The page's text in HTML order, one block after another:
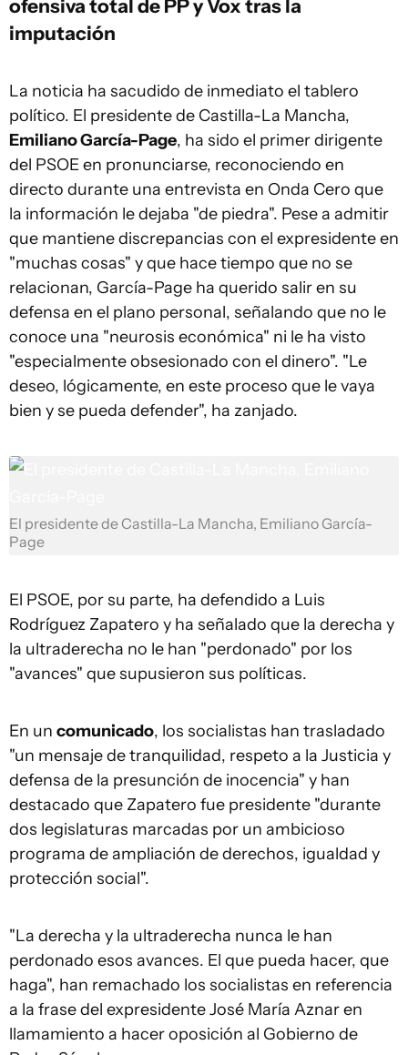
ofensiva total de PP y Vox tras la
imputación
La noticia ha sacudido de inmediato el tablero
político. El presidente de Castilla-La Mancha,
Emiliano García-Page, ha sido el primer dirigente
del PSOE en pronunciarse, reconociendo en
directo durante una entrevista en Onda Cero que
la información le dejaba "de piedra". Pese a admitir
que mantiene discrepancias con el expresidente en
"muchas cosas" y que hace tiempo que no se
relacionan, García-Page ha querido salir en su
defensa en el plano personal, señalando que no le
conoce una "neurosis económica" ni le ha visto
"especialmente obsesionado con el dinero". "Le
deseo, lógicamente, en este proceso que le vaya
bien y se pueda defender", ha zanjado.
El presidente de Castilla-La Mancha, Emiliano García-
Page
El PSOE, por su parte, ha defendido a Luis
Rodríguez Zapatero y ha señalado que la derecha y
la ultraderecha no le han "perdonado" por los
"avances" que supusieron sus políticas.
En un comunicado, los socialistas han trasladado
"un mensaje de tranquilidad, respeto a la Justicia y
defensa de la presunción de inocencia" y han
destacado que Zapatero fue presidente "durante
dos legislaturas marcadas por un ambicioso
programa de ampliación de derechos, igualdad y
protección social".
"La derecha y la ultraderecha nunca le han
perdonado esos avances. El que pueda hacer, que
haga", han remachado los socialistas en referencia
a la frase del expresidente José María Aznar en
llamamiento a hacer oposición al Gobierno de